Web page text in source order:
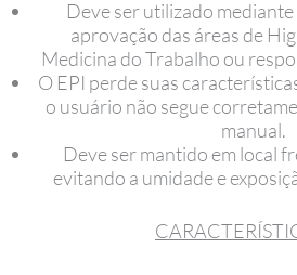
Deve ser utilizado
aprovação das áreas de
Medicina do Trabalho ou
O EPI perde suas
o usuário não segue
manual.
Deve ser mantido em local
evitando a umidade e